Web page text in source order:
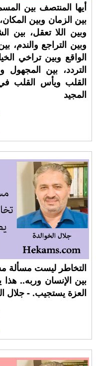
أيها المنتصف بين
بين الزمان وبين
وبين اللا تعقل، بين
وبين التراجع والندم،
الواقع وبين تراخي
التردد، بين
القلب ويأس القلب
المجيد
التخاطر ليست مسألة
بين الإنسان وربه..
العزة يستجيب. - جلال